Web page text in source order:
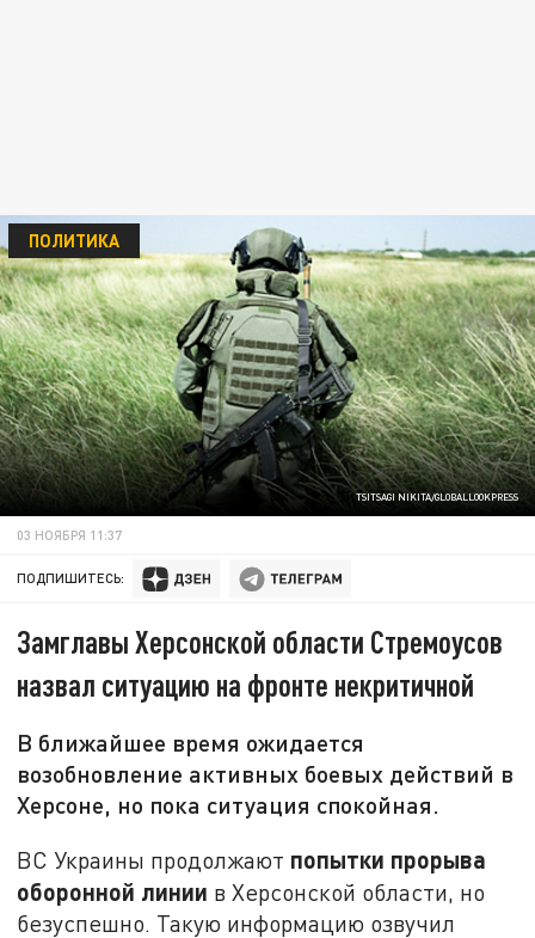
TSITSAGI NIKITA/GLOBALLOOKPRESS
ПОЛИТИКА
03 НОЯБРЯ 11:37
ПОДПИШИТЕСЬ:
Замглавы Херсонской области Стремоусов
назвал ситуацию на фронте некритичной
В ближайшее время ожидается
возобновление активных боевых действий в
Херсоне, но пока ситуация спокойная.
ВС Украины продолжают попытки прорыва
оборонной линии в Херсонской области, но
безуспешно. Такую информацию озвучил